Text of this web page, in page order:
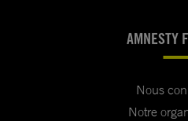
AMNESTY
Nous
Notre